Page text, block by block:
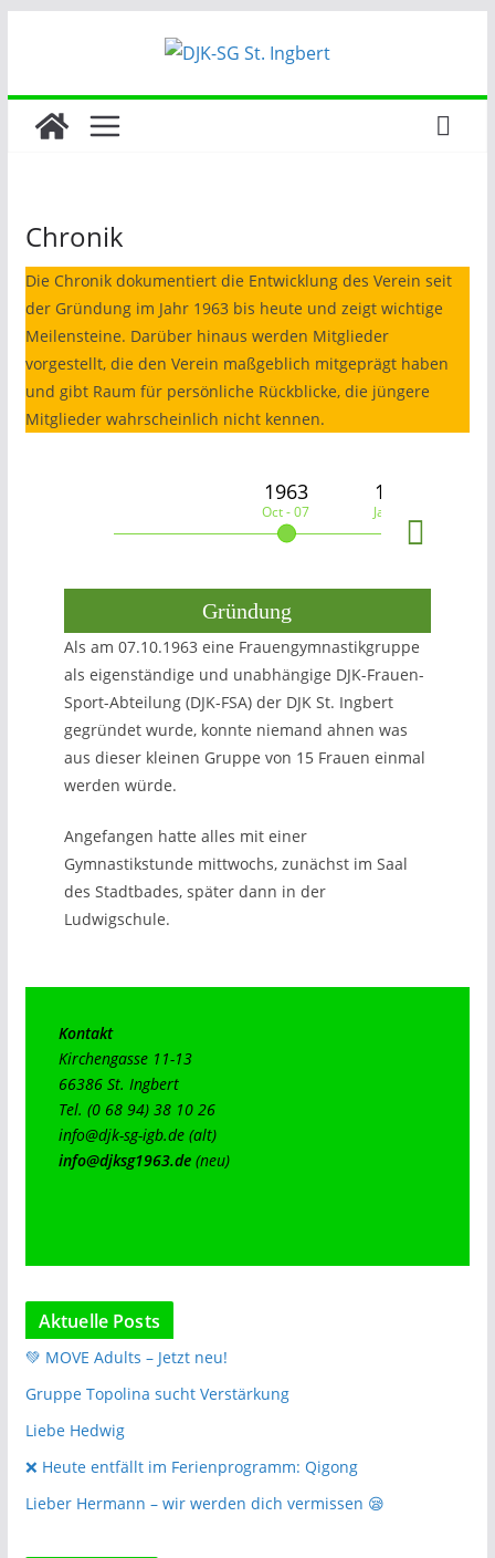
Chronik
Die Chronik dokumentiert die Entwicklung des Verein seit
der Gründung im Jahr 1963 bis heute und zeigt wichtige
Meilensteine. Darüber hinaus werden Mitglieder
vorgestellt, die den Verein maßgeblich mitgeprägt haben
und gibt Raum für persönliche Rückblicke, die jüngere
Mitglieder wahrscheinlich nicht kennen.
1963
Oct - 07
1965
Jan - 01
Gründung
Als am 07.10.1963 eine Frauengymnastikgruppe
als eigenständige und unabhängige DJK-Frauen-
Sport-Abteilung (DJK-FSA) der DJK St. Ingbert
gegründet wurde, konnte niemand ahnen was
aus dieser kleinen Gruppe von 15 Frauen einmal
werden würde.
Angefangen hatte alles mit einer
Gymnastikstunde mittwochs, zunächst im Saal
des Stadtbades, später dann in der
Ludwigschule.
Kontakt
Kirchengasse 11-13
66386 St. Ingbert
Tel. (0 68 94) 38 10 26
info@djk-sg-igb.de
(alt)
info@djksg1963.de (neu)
Aktuelle Posts
💚 MOVE Adults – Jetzt neu!
Gruppe Topolina sucht Verstärkung
Liebe Hedwig
❌️ Heute entfällt im Ferienprogramm: Qigong
Lieber Hermann – wir werden dich vermissen 😪